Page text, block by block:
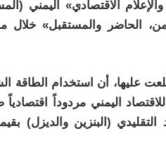
الاقتصادي» اليمني
الحاضر والمستقبل» خلال
عليها، أن استخدام الطاقة
اليمني مردوداً